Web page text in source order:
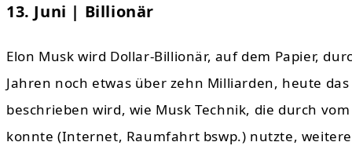
13. Juni | Billionär
Elon Musk wird Dollar-Billionär, auf dem Papier,
Jahren noch etwas über zehn Milliarden, heute
beschrieben wird, wie Musk Technik, die durch
konnte (Internet, Raumfahrt bswp.) nutzte,